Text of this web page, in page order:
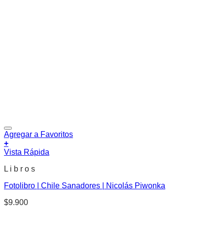
Agregar a Favoritos
+
Vista Rápida
L i b r o s
Fotolibro | Chile Sanadores | Nicolás Piwonka
$9.900